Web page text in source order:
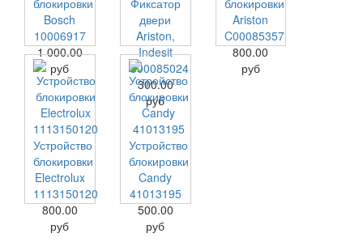
блокировки
Bosch
10006917
1 000.00
руб
Фиксатор
двери
Ariston,
Indesit
C00085024
300.00
руб
блокировки
Ariston
C00085357
800.00
руб
Устройство
блокировки
Electrolux
1113150120
800.00
руб
Устройство
блокировки
Candy
41013195
500.00
руб